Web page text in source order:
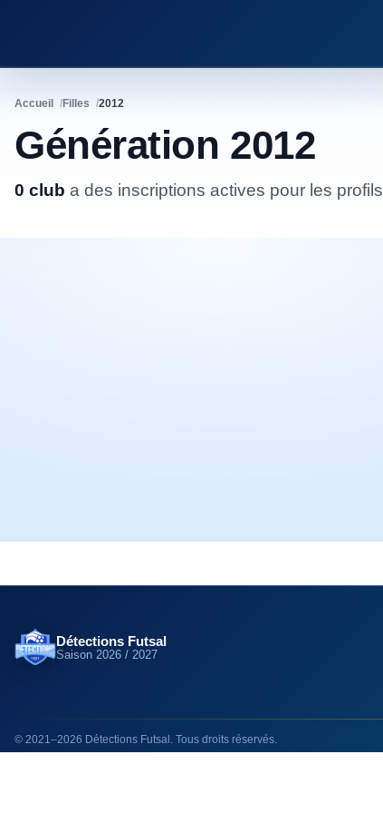
Accueil Filles 2012
Génération 2012
0 club a des inscriptions actives pour les profils
Détections Futsal
Saison 2026 / 2027
© 2021 –2026 Détections Futsal . Tous droits réservés.